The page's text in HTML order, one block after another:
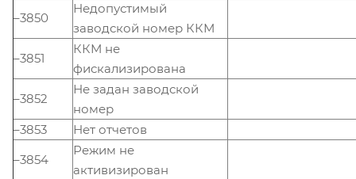
–3850
Недопустимый
заводской номер ККМ
–3851
ККМ не
фискализирована
–3852
Не задан заводской
номер
–3853
Нет отчетов
–3854
Режим не
активизирован